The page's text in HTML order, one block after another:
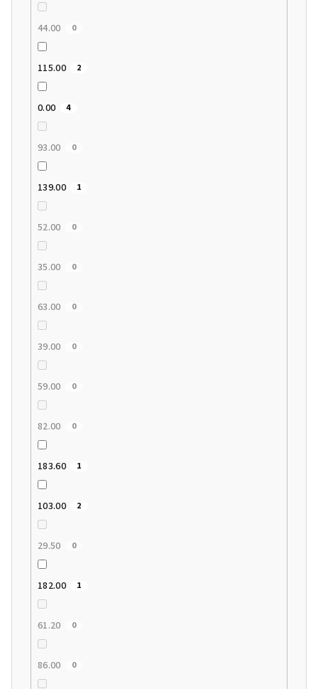
44.00 0
115.00 2
0.00 4
93.00 0
139.00 1
52.00 0
35.00 0
63.00 0
39.00 0
59.00 0
82.00 0
183.60 1
103.00 2
29.50 0
182.00 1
61.20 0
86.00 0